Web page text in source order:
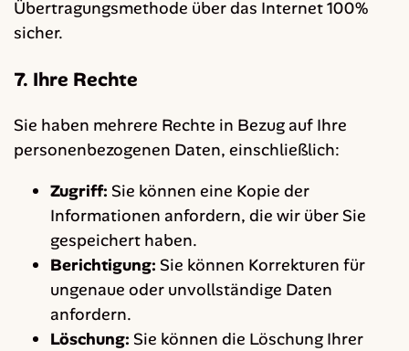
Übertragungsmethode über das Internet 100%
sicher.
7. Ihre Rechte
Sie haben mehrere Rechte in Bezug auf Ihre
personenbezogenen Daten, einschließlich:
Zugriff: Sie können eine Kopie der
Informationen anfordern, die wir über Sie
gespeichert haben.
Berichtigung: Sie können Korrekturen für
ungenaue oder unvollständige Daten
anfordern.
Löschung: Sie können die Löschung Ihrer